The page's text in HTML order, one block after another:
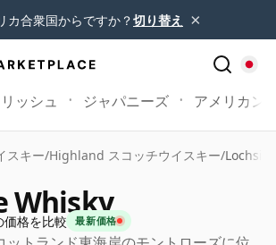
カ合衆国からですか？切り替え ×
ッシュ ジャパニーズ アメリカン
スキー/Highland スコッチウイスキー/
Whisky
価格を比較 最新価格